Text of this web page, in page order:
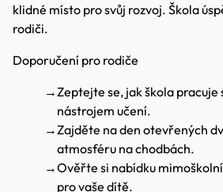
klidné místo pro svůj rozvoj. Škola
rodiči.
Doporučení pro rodiče
→Zeptejte se, jak škola pracuje
nástrojem učení.
→Zajděte na den otevřených
atmosféru na chodbách.
→Ověřte si nabídku
pro vaše dítě.